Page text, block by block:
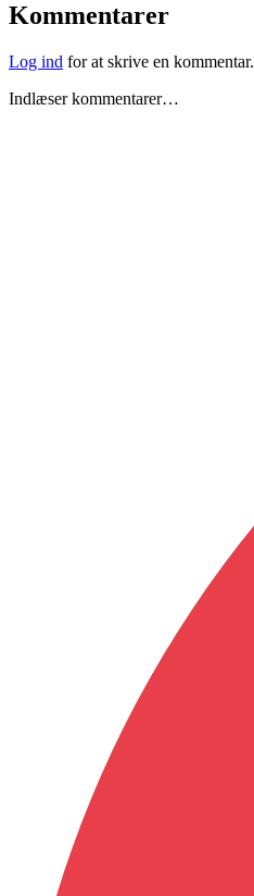
Kommentarer
Log ind for at skrive en kommentar.
Indlæser kommentarer…